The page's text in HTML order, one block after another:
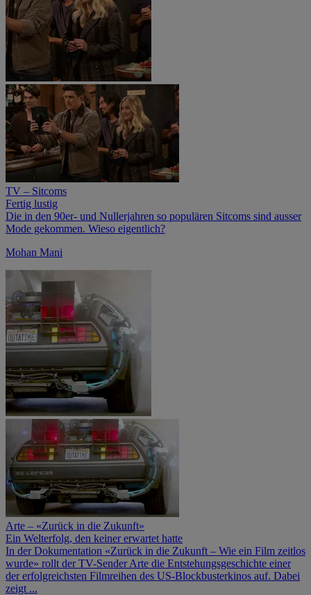
TV – Sitcoms
Fertig lustig
Die in den 90er- und Nullerjahren so populären Sitcoms sind ausser
Mode gekommen. Wieso eigentlich?
Mohan Mani
Arte – «Zurück in die Zukunft»
Ein Welterfolg, den keiner erwartet hatte
In der Dokumentation «Zurück in die Zukunft – Wie ein Film zeitlos
wurde» rollt der TV-Sender Arte die Entstehungsgeschichte einer
der erfolgreichsten Filmreihen des US-Blockbusterkinos auf. Dabei
zeigt ...